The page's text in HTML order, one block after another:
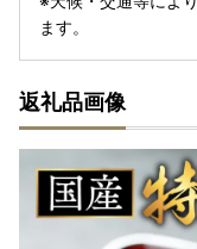
ます。
返礼品画像